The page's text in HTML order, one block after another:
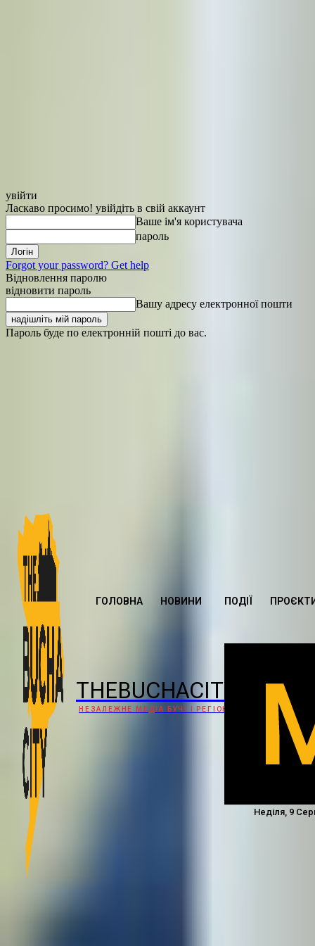
увійти
Ласкаво просимо! увійдіть в свій аккаунт
Ваше ім'я користувача
пароль
Forgot your password? Get help
Відновлення паролю
відновити пароль
Вашу адресу електронної пошти
Пароль буде по електронній пошті до вас.
THEBUCHACITY
НЕЗАЛЕЖНЕ МЕДІА БУЧІ І РЕГІОНУ
ГОЛОВНА НОВИНИ ПОДІЇ
Неділя, 9